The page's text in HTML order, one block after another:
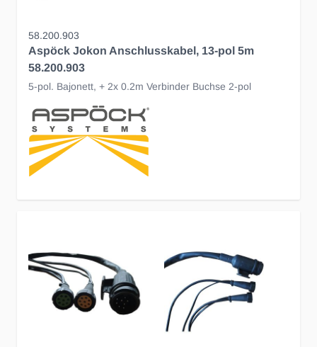
58.200.903
Aspöck Jokon Anschlusskabel, 13-pol 5m
58.200.903
5-pol. Bajonett, + 2x 0.2m Verbinder Buchse 2-pol